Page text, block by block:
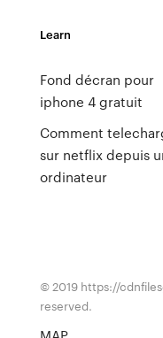
Learn
Fond décran pour
iphone 4 gratuit
Comment
sur netflix depuis
ordinateur
© 2019 https://
reserved.